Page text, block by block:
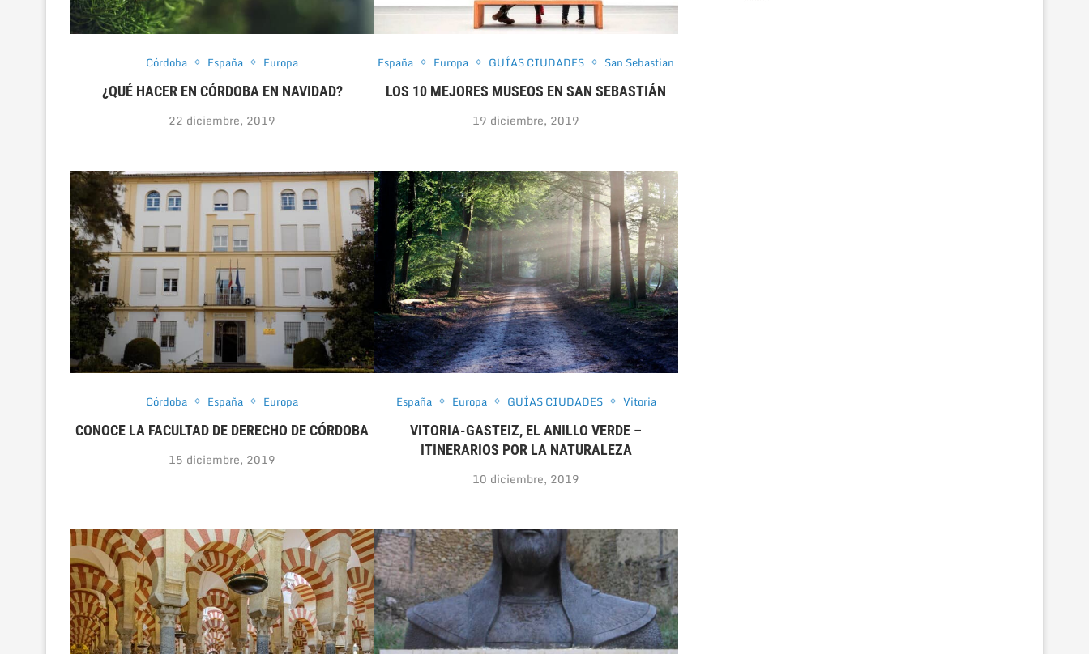
Córdoba España Europa
¿QUÉ HACER EN CÓRDOBA EN NAVIDAD?
22 diciembre, 2019
España Europa GUÍAS CIUDADES San Sebastian
LOS 10 MEJORES MUSEOS EN SAN SEBASTIÁN
19 diciembre, 2019
Córdoba España Europa
CONOCE LA FACULTAD DE DERECHO DE CÓRDOBA
15 diciembre, 2019
España Europa GUÍAS CIUDADES Vitoria
VITORIA-GASTEIZ, EL ANILLO VERDE –
ITINERARIOS POR LA NATURALEZA
10 diciembre, 2019